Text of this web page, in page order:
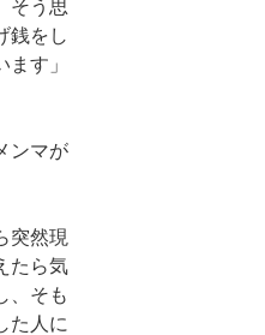
そう思
銭をし
す」
ンマが
突然現
たら気
、そも
た人に